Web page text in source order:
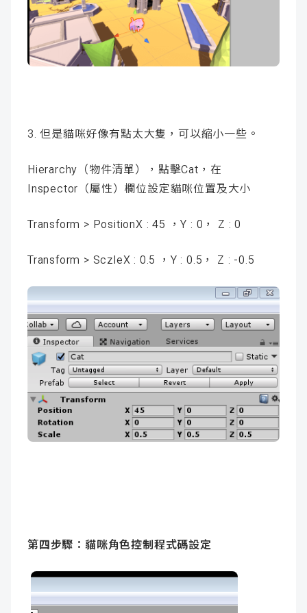
3. 但是貓咪好像有點太大隻，可以縮小一些。
Hierarchy（物件清單），點擊Cat，在
Inspector（屬性）欄位設定貓咪位置及大小
Transform > PositionX : 45 ，Y : 0， Z : 0
Transform > SczleX : 0.5 ，Y : 0.5， Z : -0.5
第四步驟：貓咪角色控制程式碼設定